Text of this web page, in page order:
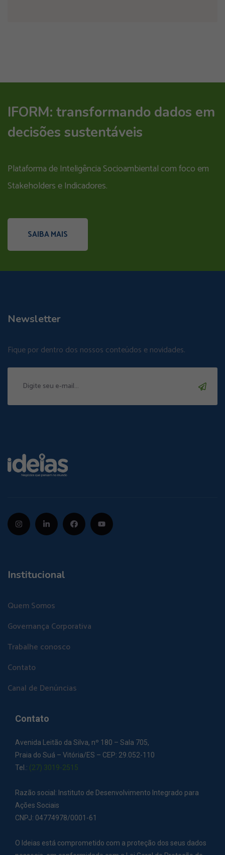
IFORM: transformando dados em
decisões sustentáveis
Plataforma de Inteligência Socioambiental com foco em
Stakeholders e Indicadores.
SAIBA MAIS
Newsletter
Fique por dentro dos nossos conteúdos e novidades.
Institucional
Quem Somos
Governança Corporativa
Trabalhe conosco
Contato
Canal de Denúncias
Contato
Avenida Leitão da Silva, nº 180 – Sala 705,
Praia do Suá – Vitória/ES – CEP: 29.052-110
Tel.: (27) 3019-2515
Razão social: Instituto de Desenvolvimento Integrado para
Ações Sociais
CNPJ: 04774978/0001-61
O Ideias está comprometido com a proteção dos seus dados